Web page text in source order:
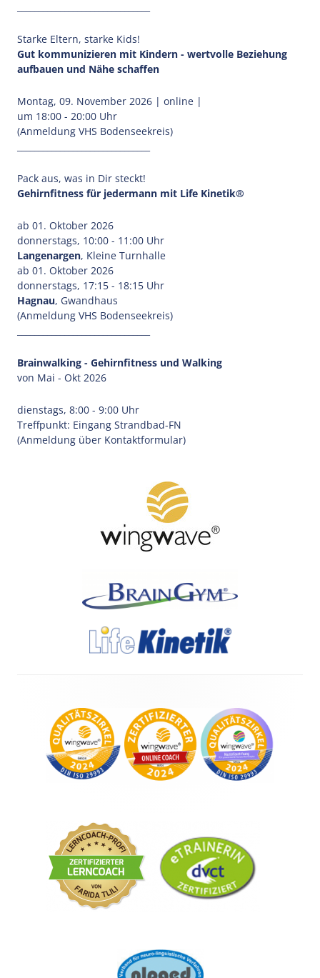
Starke Eltern, starke Kids!
Gut kommunizieren mit Kindern - wertvolle Beziehung
aufbauen und Nähe schaffen
Montag, 09. November 2026 | online |
um 18:00 - 20:00 Uhr
(Anmeldung VHS Bodenseekreis)
Pack aus, was in Dir steckt!
Gehirnfitness für jedermann mit Life Kinetik®
ab 01. Oktober 2026
donnerstags, 10:00 - 11:00 Uhr
Langenargen, Kleine Turnhalle
ab 01. Oktober 2026
donnerstags, 17:15 - 18:15 Uhr
Hagnau, Gwandhaus
(Anmeldung VHS Bodenseekreis)
Brainwalking - Gehirnfitness und Walking
von Mai - Okt 2026
dienstags, 8:00 - 9:00 Uhr
Treffpunkt: Eingang Strandbad-FN
(Anmeldung über Kontaktformular)
Content